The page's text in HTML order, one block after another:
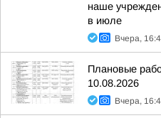
наше
в июле
Вчера,
Плановые
10.08.2026
Вчера,